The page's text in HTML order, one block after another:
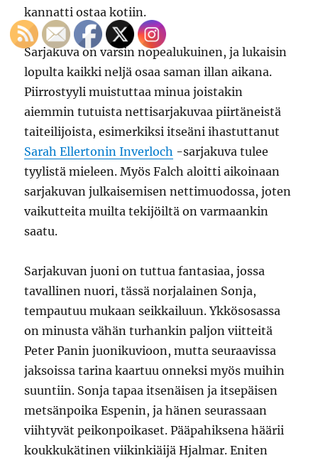
kannatti ostaa kotiin.
Sarjakuva on varsin nopealukuinen, ja lukaisin
lopulta kaikki neljä osaa saman illan aikana.
Piirrostyyli muistuttaa minua joistakin
aiemmin tutuista nettisarjakuvaa piirtäneistä
taiteilijoista, esimerkiksi itseäni ihastuttanut
Sarah Ellertonin Inverloch -sarjakuva tulee
tyylistä mieleen. Myös Falch aloitti aikoinaan
sarjakuvan julkaisemisen nettimuodossa, joten
vaikutteita muilta tekijöiltä on varmaankin
saatu.
Sarjakuvan juoni on tuttua fantasiaa, jossa
tavallinen nuori, tässä norjalainen Sonja,
tempautuu mukaan seikkailuun. Ykkösosassa
on minusta vähän turhankin paljon viitteitä
Peter Panin juonikuvioon, mutta seuraavissa
jaksoissa tarina kaartuu onneksi myös muihin
suuntiin. Sonja tapaa itsenäisen ja itsepäisen
metsänpoika Espenin, ja hänen seurassaan
viihtyvät peikonpoikaset. Pääpahiksena häärii
koukkukätinen viikinkiäijä Hjalmar. Eniten